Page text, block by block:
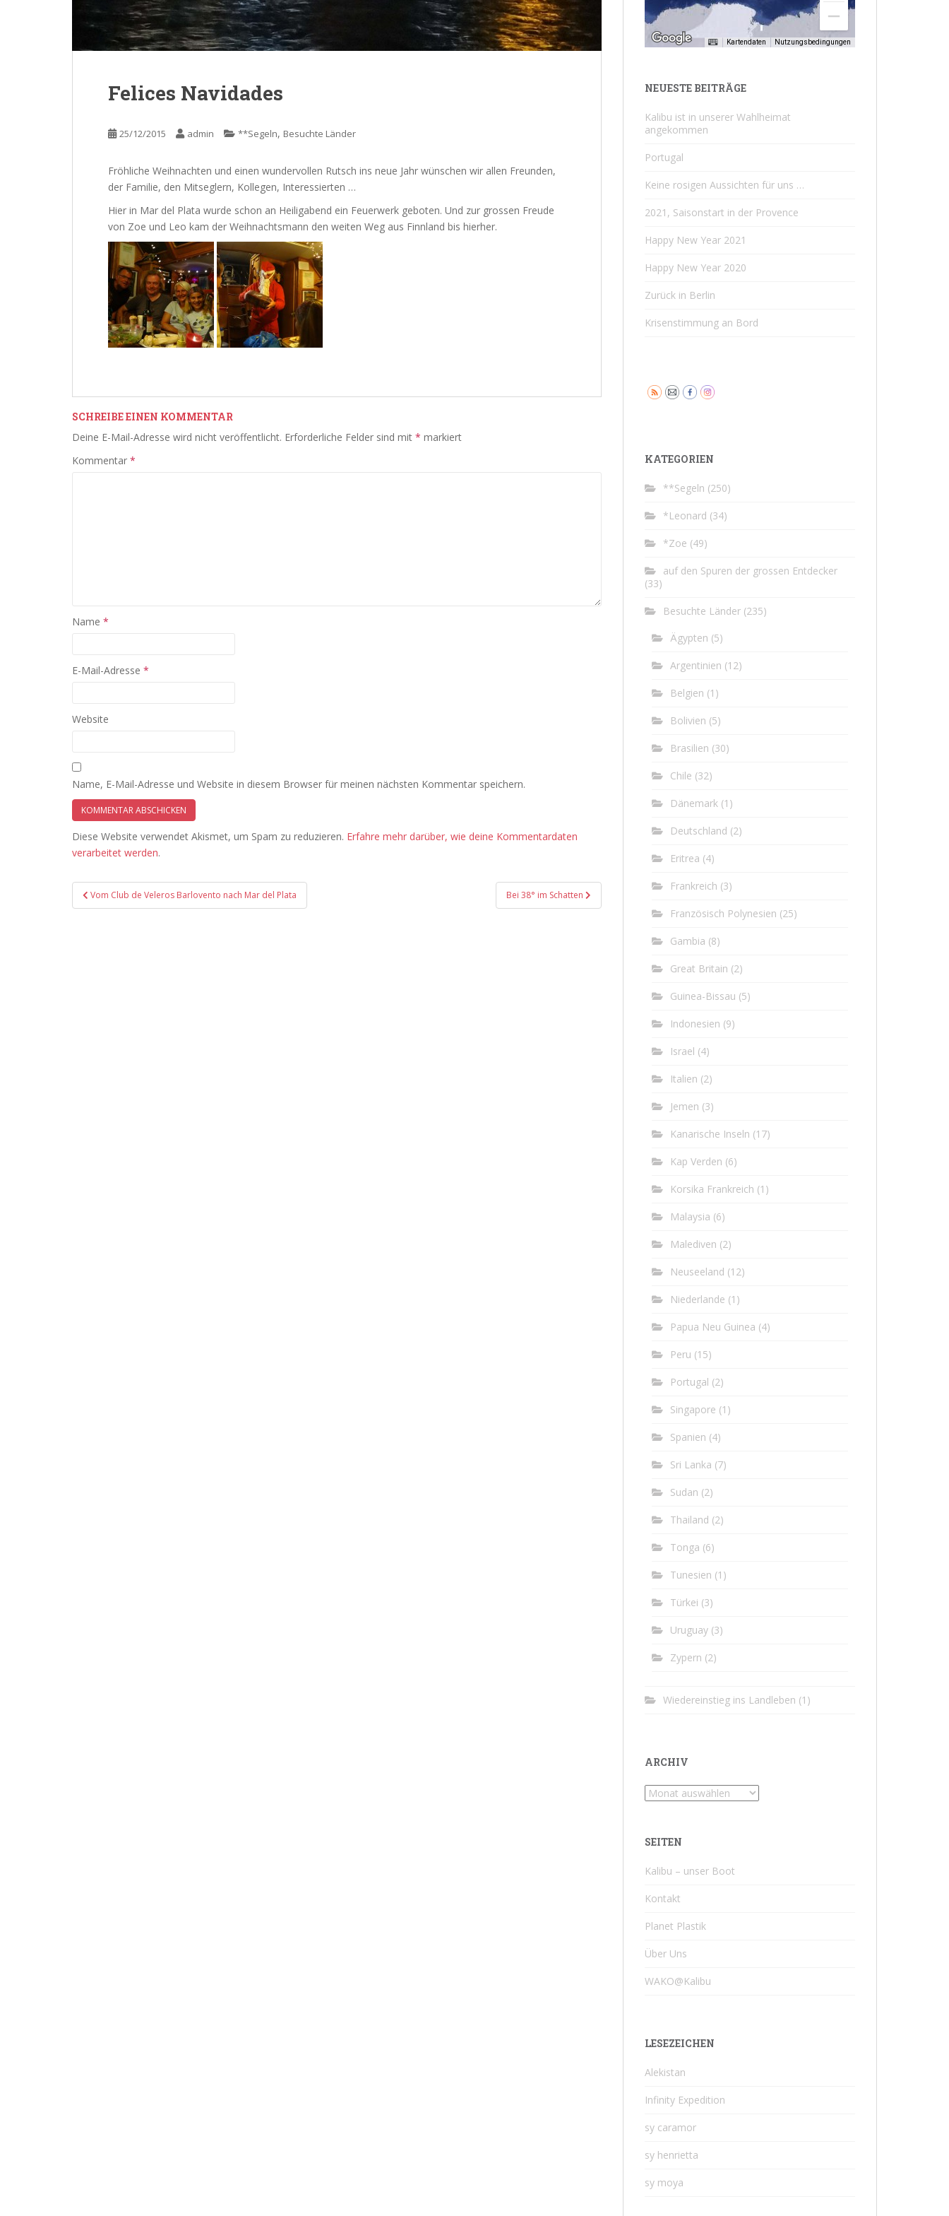
Felices Navidades
25/12/2015 admin **Segeln, Besuchte Länder
Fröhliche Weihnachten und einen wundervollen Rutsch ins neue Jahr wünschen wir allen Freunden,
der Familie, den Mitseglern, Kollegen, Interessierten …
Hier in Mar del Plata wurde schon an Heiligabend ein Feuerwerk geboten. Und zur grossen Freude
von Zoe und Leo kam der Weihnachtsmann den weiten Weg aus Finnland bis hierher.
SCHREIBE EINEN KOMMENTAR
Deine E-Mail-Adresse wird nicht veröffentlicht. Erforderliche Felder sind mit * markiert
Kommentar *
Name *
E-Mail-Adresse *
Website
Name, E-Mail-Adresse und Website in diesem Browser für meinen nächsten Kommentar speichern.
Diese Website verwendet Akismet, um Spam zu reduzieren. Erfahre mehr darüber, wie deine Kommentardaten
verarbeitet werden.
Beitragsnavigation
Vom Club de Veleros Barlovento nach Mar del Plata Bei 38° im Schatten
Kartendaten Nutzungsbedingungen
NEUESTE BEITRÄGE
Kalibu ist in unserer Wahlheimat
angekommen
Portugal
Keine rosigen Aussichten für uns …
2021, Saisonstart in der Provence
Happy New Year 2021
Happy New Year 2020
Zurück in Berlin
Krisenstimmung an Bord
KATEGORIEN
**Segeln (250)
*Leonard (34)
*Zoe (49)
auf den Spuren der grossen Entdecker
(33)
Besuchte Länder (235)
Ägypten (5)
Argentinien (12)
Belgien (1)
Bolivien (5)
Brasilien (30)
Chile (32)
Dänemark (1)
Deutschland (2)
Eritrea (4)
Frankreich (3)
Französisch Polynesien (25)
Gambia (8)
Great Britain (2)
Guinea-Bissau (5)
Indonesien (9)
Israel (4)
Italien (2)
Jemen (3)
Kanarische Inseln (17)
Kap Verden (6)
Korsika Frankreich (1)
Malaysia (6)
Malediven (2)
Neuseeland (12)
Niederlande (1)
Papua Neu Guinea (4)
Peru (15)
Portugal (2)
Singapore (1)
Spanien (4)
Sri Lanka (7)
Sudan (2)
Thailand (2)
Tonga (6)
Tunesien (1)
Türkei (3)
Uruguay (3)
Zypern (2)
Wiedereinstieg ins Landleben (1)
ARCHIV
Archiv
SEITEN
Kalibu – unser Boot
Kontakt
Planet Plastik
Über Uns
WAKO@Kalibu
LESEZEICHEN
Alekistan
Infinity Expedition
sy caramor
sy henrietta
sy moya